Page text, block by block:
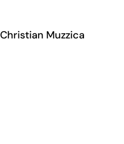
Christian Muzzica